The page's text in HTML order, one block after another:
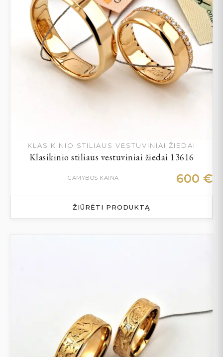
KLASIKINIO STILIAUS VESTUVINIAI ŽIEDAI
Klasikinio stiliaus vestuviniai žiedai 13616
GAMYBOS KAINA 600 €
ŽIŪRĖTI PRODUKTĄ